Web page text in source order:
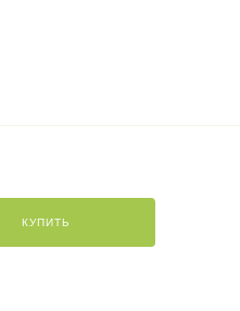
КУПИТЬ